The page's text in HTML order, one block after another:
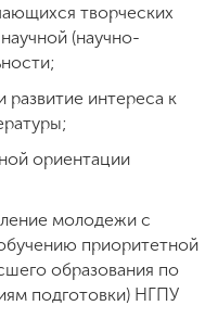
творческих
(научно-
развитие интереса к
ориентации
молодежи с
приоритетной
образования по
подготовки) НГПУ